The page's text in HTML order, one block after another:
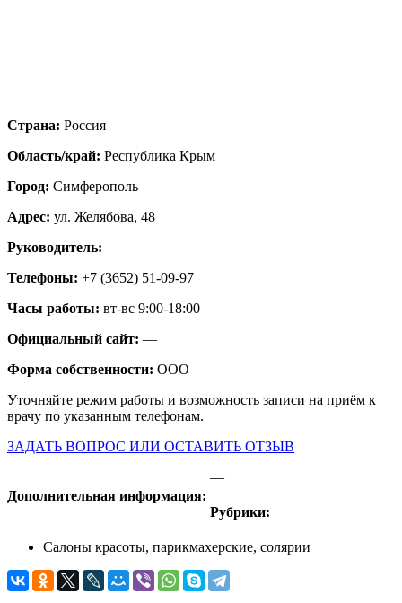
Страна: Россия
Область/край: Республика Крым
Город: Симферополь
Адрес: ул. Желябова, 48
Руководитель: —
Телефоны: +7 (3652) 51-09-97
Часы работы: вт-вс 9:00-18:00
Официальный сайт: —
Форма собственности: ООО
Уточняйте режим работы и возможность записи на приём к
врачу по указанным телефонам.
ЗАДАТЬ ВОПРОС ИЛИ ОСТАВИТЬ ОТЗЫВ
Дополнительная информация:
—
Рубрики:
Салоны красоты, парикмахерские, солярии